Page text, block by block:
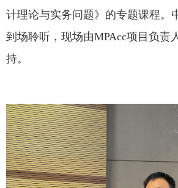
计理论与实务问题》的专题课程。
到场聆听，现场由MPAcc项目负责
持。